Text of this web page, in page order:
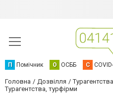
П Помічник О ОСББ C
Головна Дозвілля
Турагентства, турфірми